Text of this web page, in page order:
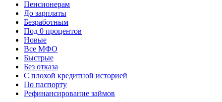
Пенсионерам
До зарплаты
Безработным
Под 0 процентов
Новые
Все МФО
Быстрые
Без отказа
С плохой кредитной историей
По паспорту
Рефинансирование займов